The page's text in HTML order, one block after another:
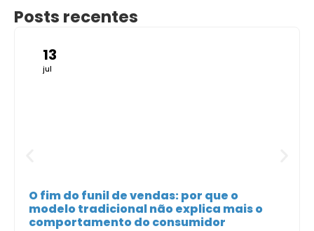
Posts recentes
13
jul
O fim do funil de vendas: por que o
modelo tradicional não explica mais o
comportamento do consumidor